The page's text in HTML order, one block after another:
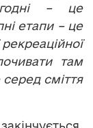
– це
етапи – це
там
сміття